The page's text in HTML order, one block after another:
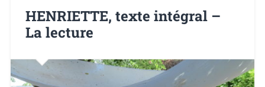
HENRIETTE, texte intégral –
La lecture